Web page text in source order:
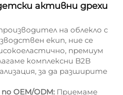
активни дрехи
на облекло с
екип, ние се
премиум
комплексни B2B
за да разширите
OEM/ODM: Приемаме